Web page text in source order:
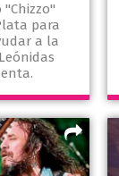
para
a la